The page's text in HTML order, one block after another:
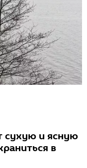
сухую и ясную
в